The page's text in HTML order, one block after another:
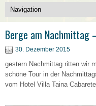
Berge am Nachmittag
30. Dezember 2015
gestern Nachmittag ritten wir
schöne Tour in der
vom Hotel Villa Taina Cabarete